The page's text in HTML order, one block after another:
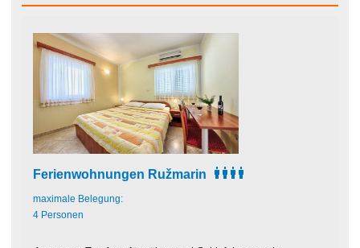
Ferienwohnungen Ružmarin
maximale Belegung:
4 Personen